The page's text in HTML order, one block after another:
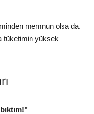
memnun olsa da,
tüketimin yüksek